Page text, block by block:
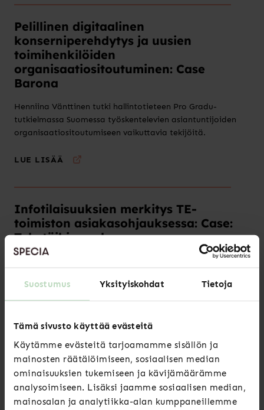
Suostumus Yksityiskohdat Tietoja
Tämä sivusto käyttää evästeitä
Käytämme evästeitä tarjoamamme sisällön ja
mainosten räätälöimiseen, sosiaalisen median
ominaisuuksien tukemiseen ja kävijämäärämme
analysoimiseen. Lisäksi jaamme sosiaalisen median,
mainosalan ja analytiikka-alan kumppaneillemme
Pelillinen digitaalinen
konserniperehdytys ja uusien
toimihenkilöiden
organisaatiositoutuminen: Case
Barona
Henniina Vänttinen tutki hallintotieteen Pro Gradu-
tutkielmassa Suomessa työskentelevien asiantuntijoiden
organisaatiositoutumiseen vaikuttavia tekijöitä.
LUE LISÄÄ
Infotilaisuuksien merkitys TE-
toimiston asiakasohjauksessa: Case:
Tule töihin -valmennus
Suvi Ylälahti kehitti YAMK opinnäytetyössään TE-toimiston
joilla parantaa osallistujien tyytyväisyyttä itse
infotilaisuuksia kohtaan sekä sitä kautta luoda heille
LUE LISÄÄ
Korkeakouluopiskelijoiden
osaamisvaatimukset ja